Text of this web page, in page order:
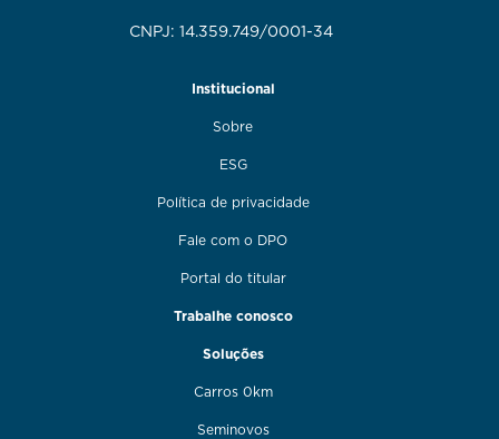
CNPJ: 14.359.749/0001-34
Institucional
Sobre
ESG
Política de privacidade
Fale com o DPO
Portal do titular
Trabalhe conosco
Soluções
Carros 0km
Seminovos